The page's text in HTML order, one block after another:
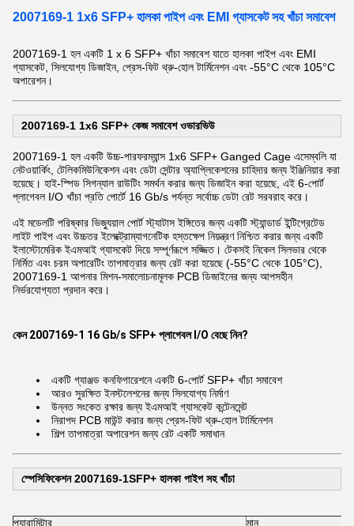
2007169-1 1x6 SFP+ হালকা পাইপ এবং EMI গ্যাসকেট সহ খাঁচা সমাবেশ
2007169-1 হল একটি 1 x 6 SFP+ খাঁচা সমাবেশ যাতে হালকা পাইপ এবং EMI
গ্যাসকেট, সিলযোগ্য ডিজাইন, প্রেস-ফিট থ্রু-হোল টার্মিনেশন এবং -55°C থেকে 105°C
অপারেশন।
2007169-1 1x6 SFP+ কেজ সমাবেশ ওভারভিউ
2007169-1 হল একটি উচ্চ-পারফরম্যান্স 1x6 SFP+ Ganged Cage এসেম্বলি যা
নেটওয়ার্কিং, টেলিকমিউনিকেশন এবং ডেটা সেন্টার অ্যাপ্লিকেশনের চাহিদার জন্য ইঞ্জিনিয়ার করা
হয়েছে। হাই-স্পিড সিগন্যাল রাউটিং সমর্থন করার জন্য ডিজাইন করা হয়েছে, এই 6-পোর্ট
প্লাগেবল I/O খাঁচা প্রতি পোর্টে 16 Gb/s পর্যন্ত সর্বোচ্চ ডেটা রেট সরবরাহ করে।
এই মডেলটি পরিষ্কার ভিজ্যুয়াল পোর্ট স্ট্যাটাস ইঙ্গিতের জন্য একটি স্ট্যান্ডার্ড ইন্টিগ্রেটেড
লাইট পাইপ এবং উচ্চতর ইলেক্ট্রোম্যাগনেটিক হস্তক্ষেপ নিয়ন্ত্রণ নিশ্চিত করার জন্য একটি
ইলাস্টোমেরিক ইএমআই গ্যাসকেট দিয়ে সম্পূর্ণরূপে সজ্জিত। টেকসই নিকেল সিলভার থেকে
নির্মিত এবং চরম অপারেটিং তাপমাত্রার জন্য রেট করা হয়েছে (-55°C থেকে 105°C),
2007169-1 আপনার মিশন-সমালোচনামূলক PCB ডিজাইনের জন্য আপসহীন
নির্ভরযোগ্যতা প্রদান করে।
কেন 2007169-1 16 Gb/s SFP+ প্লাগেবল I/O বেছে নিন?
একটি গ্যাঞ্জড কনফিগারেশনে একটি 6-পোর্ট SFP+ খাঁচা সমাবেশ
আরও সুরক্ষিত ইনস্টলেশনের জন্য সিলযোগ্য নির্মাণ
উন্নত সংকেত রক্ষার জন্য ইএমআই গ্যাসকেট কন্টেনমেন্ট
নিরাপদ PCB মাউন্ট করার জন্য প্রেস-ফিট থ্রু-হোল টার্মিনেশন
শিল্প তাপমাত্রা অপারেশন জন্য রেট একটি সমাধান
স্পেসিফিকেশন 2007169-1SFP+ হালকা পাইপ সহ খাঁচা
প্যারামিটার মান